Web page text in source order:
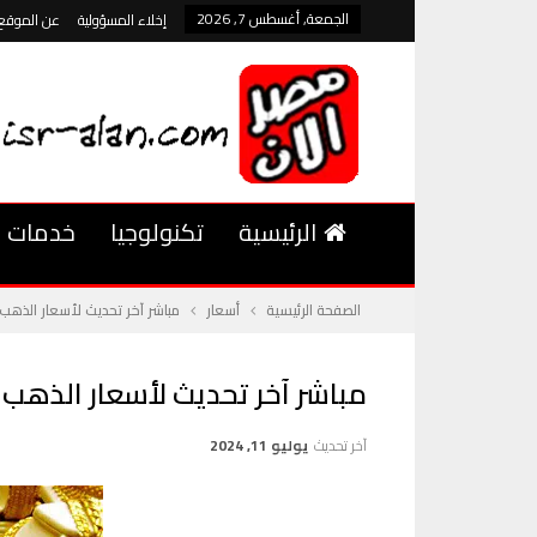
الجمعة, أغسطس 7, 2026 إخلاء المسؤولية عن
الرئيسية تكنولوجيا خدمات
الصفحة الرئيسية أسعار مباشر آخر تحديث لأسعار
مباشر آخر تحديث لأسعار
آخر تحديث يوليو 11, 2024